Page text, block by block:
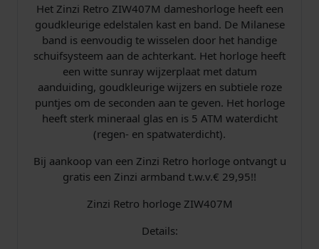
Het Zinzi Retro ZIW407M dameshorloge heeft een
goudkleurige edelstalen kast en band. De Milanese
band is eenvoudig te wisselen door het handige
schuifsysteem aan de achterkant. Het horloge heeft
een witte sunray wijzerplaat met datum
aanduiding, goudkleurige wijzers en subtiele roze
puntjes om de seconden aan te geven. Het horloge
heeft sterk mineraal glas en is 5 ATM waterdicht
(regen- en spatwaterdicht).
Bij aankoop van een Zinzi Retro horloge ontvangt u
gratis een Zinzi armband t.w.v.€ 29,95!!
Zinzi Retro horloge ZIW407M
Details: